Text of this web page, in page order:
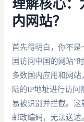
理解核心：
内网站？
首先得明白，你不是
国访问中国的网站”
多数国内应用和网站
陆的IP地址进行访问
易被识别并拦截。
邮政编码，无法送